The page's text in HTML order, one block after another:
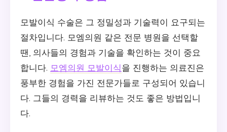
모발이식 수술은 그 정밀성과 기술력이 요구되는
절차입니다. 모엠의원 같은 전문 병원을 선택할
땐, 의사들의 경험과 기술을 확인하는 것이 중요
합니다. 모엠의원 모발이식을 진행하는 의료진은
풍부한 경험을 가진 전문가들로 구성되어 있습니
다. 그들의 경력을 리뷰하는 것도 좋은 방법입니
다.